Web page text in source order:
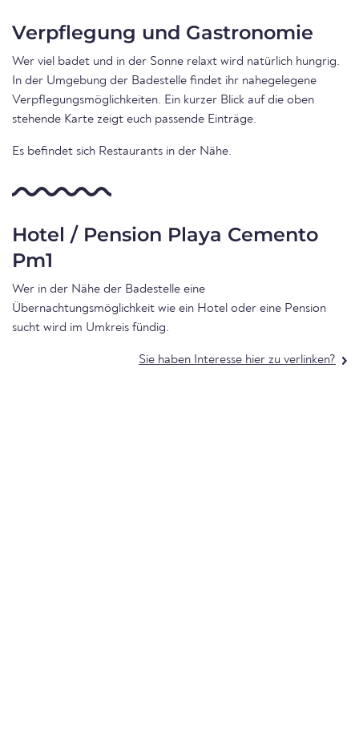
Verpflegung und Gastronomie
Wer viel badet und in der Sonne relaxt wird natürlich hungrig.
In der Umgebung der Badestelle findet ihr nahegelegene
Verpflegungsmöglichkeiten. Ein kurzer Blick auf die oben
stehende Karte zeigt euch passende Einträge.
Es befindet sich Restaurants in der Nähe.
Hotel / Pension Playa Cemento
Pm1
Wer in der Nähe der Badestelle eine
Übernachtungsmöglichkeit wie ein Hotel oder eine Pension
sucht wird im Umkreis fündig.
Sie haben Interesse hier zu verlinken?